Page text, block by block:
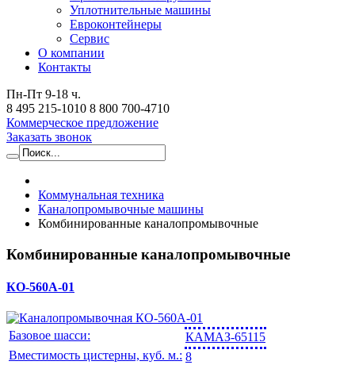
Уплотнительные машины
Евроконтейнеры
Сервис
О компании
Контакты
Пн-Пт 9-18 ч.
8 495 215-1010 8 800 700-4710
Коммерческое предложение
Заказать звонок
Коммунальная техника
Каналопромывочные машины
Комбинированные каналопромывочные
Комбинированные каналопромывочные
КО-560А-01
Базовое шасси:
КАМАЗ-65115
Вместимость цистерны, куб. м.: 8